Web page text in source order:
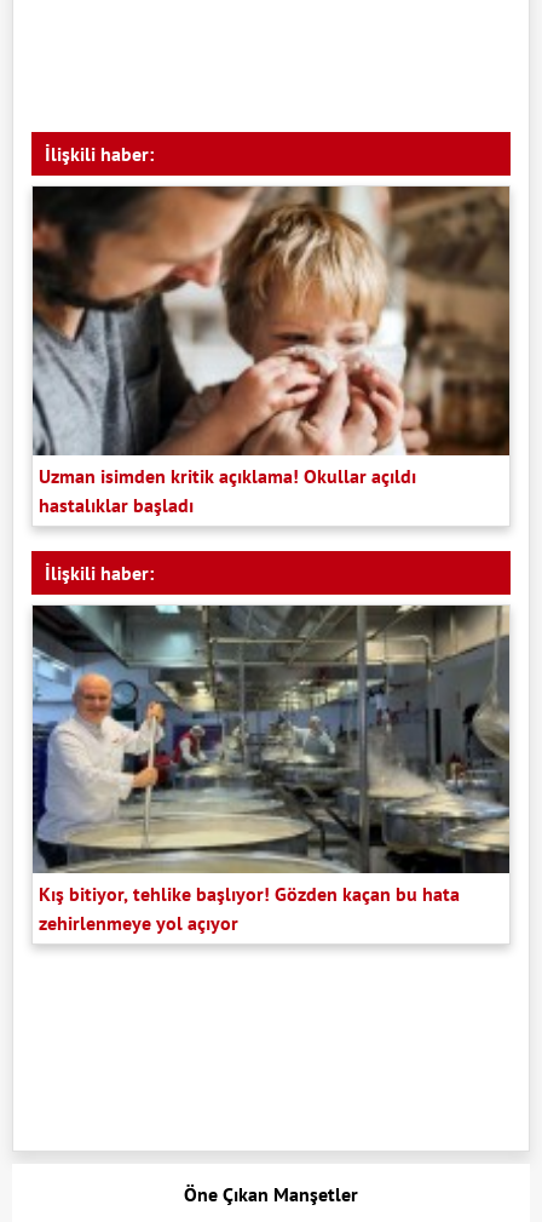
İlişkili haber:
Uzman isimden kritik açıklama! Okullar açıldı
hastalıklar başladı
İlişkili haber:
Kış bitiyor, tehlike başlıyor! Gözden kaçan bu hata
zehirlenmeye yol açıyor
Öne Çıkan Manşetler